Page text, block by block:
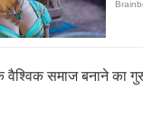
समाज बनाने का